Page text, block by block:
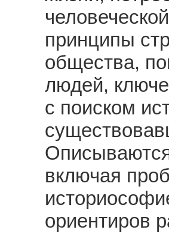
принципы
общества,
людей,
с поиском
включая
ориентиров